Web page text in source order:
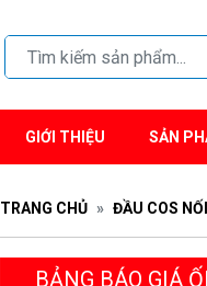
GIỚI THIỆU SẢN
TRANG CHỦ ĐẦU COS
BẢNG BÁO GIÁ